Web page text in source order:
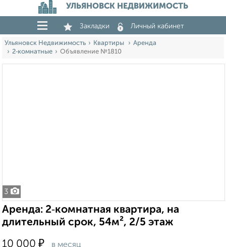
УЛЬЯНОВСК НЕДВИЖИМОСТЬ
Закладки Личный кабинет
Ульяновск Недвижимость Квартиры
Аренда
2‑комнатные
Объявление №1810
3
Аренда: 2‑комнатная квартира, на
длительный срок, 54м², 2/5 этаж
10 000 ₽ в месяц